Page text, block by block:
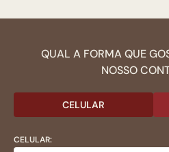
QUAL A FORMA QUE
NOSSO
CELULAR
CELULAR: